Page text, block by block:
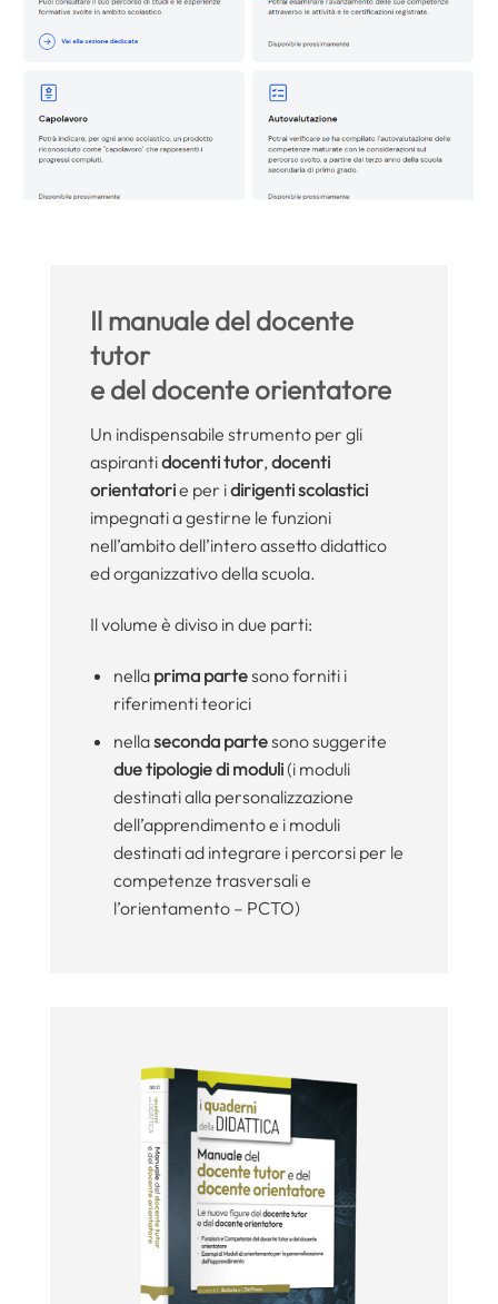
Il manuale del docente
tutor
e del docente orientatore
Un indispensabile strumento per gli
aspirantidocenti tutor,docenti
orientatorie per idirigenti scolastici
impegnati a gestirne le funzioni
nell’ambito dell’intero assetto didattico
ed organizzativo della scuola.
Il volume è diviso in due parti:
nella prima partesono forniti i
riferimenti teorici
nellaseconda partesono suggerite
due tipologie di moduli(i moduli
destinati alla personalizzazione
dell’apprendimento e i moduli
destinati ad integrare i percorsi per le
competenze trasversali e
l’orientamento – PCTO)